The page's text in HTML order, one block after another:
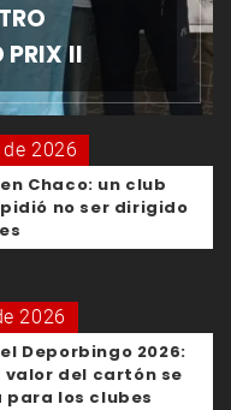
PRIX II
2026
Chaco: un club
no ser dirigido
2026
Deporbingo 2026:
valor del cartón se
los clubes